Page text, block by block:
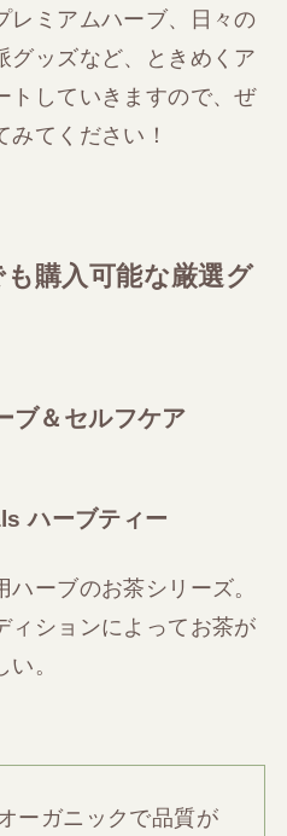
レミアムハーブ、日々の
グッズなど、ときめくア
トしていきますので、ぜ
てください！
購入可能な厳選グ
ブ＆セルフケア
ハーブティー
ーブのお茶シリーズ。
ィションによってお茶が
。
ーガニックで品質が